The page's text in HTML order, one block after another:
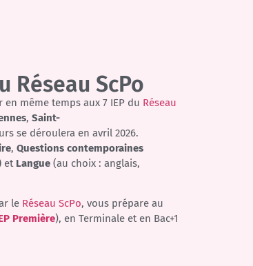
Réseau ScPo
même temps aux 7 IEP du Réseau
, Saint-
se déroulera en avril 2026.
, Questions contemporaines
et Langue (au choix : anglais,
le Réseau ScPo, vous prépare au
Première), en Terminale et en Bac+1